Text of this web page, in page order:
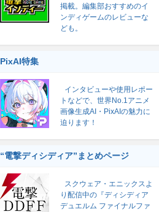
掲載。編集部おすすめのイ
ンディゲームのレビューな
ども。
PixAI特集
インタビューや使用レポー
トなどで、世界No.1アニメ
画像生成AI・PixAIの魅力に
迫ります！
“電撃ディシディア”まとめページ
スクウェア・エニックスよ
り配信中の『ディシディア
デュエルム ファイナルファ